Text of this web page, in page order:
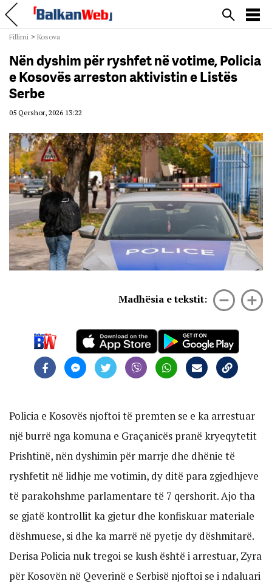
Fillimi > Kosova
Nën dyshim për ryshfet në votime, Policia
e Kosovës arreston aktivistin e Listës
Serbe
05 Qershor, 2026 13:22
Madhësia e tekstit:
Policia e Kosovës njoftoi të premten se e ka arrestuar
një burrë nga komuna e Graçanicës pranë kryeqytetit
Prishtinë, nën dyshimin për marrje dhe dhënie të
ryshfetit në lidhje me votimin, dy ditë para zgjedhjeve
të parakohshme parlamentare të 7 qershorit. Ajo tha
se gjatë kontrollit ka gjetur dhe konfiskuar materiale
dëshmuese, si dhe ka marrë në pyetje dy dëshmitarë.
Derisa Policia nuk tregoi se kush është i arrestuar, Zyra
për Kosovën në Qeverinë e Serbisë njoftoi se i ndaluari